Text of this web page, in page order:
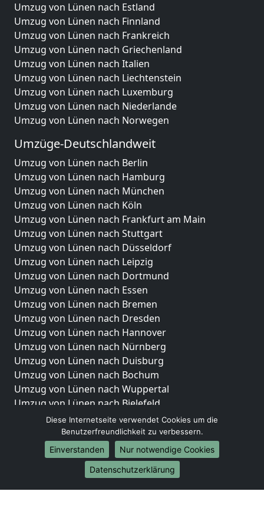
Umzug von Lünen nach Estland
Umzug von Lünen nach Finnland
Umzug von Lünen nach Frankreich
Umzug von Lünen nach Griechenland
Umzug von Lünen nach Italien
Umzug von Lünen nach Liechtenstein
Umzug von Lünen nach Luxemburg
Umzug von Lünen nach Niederlande
Umzug von Lünen nach Norwegen
Umzüge-Deutschlandweit
Umzug von Lünen nach Berlin
Umzug von Lünen nach Hamburg
Umzug von Lünen nach München
Umzug von Lünen nach Köln
Umzug von Lünen nach Frankfurt am Main
Umzug von Lünen nach Stuttgart
Umzug von Lünen nach Düsseldorf
Umzug von Lünen nach Leipzig
Umzug von Lünen nach Dortmund
Umzug von Lünen nach Essen
Umzug von Lünen nach Bremen
Umzug von Lünen nach Dresden
Umzug von Lünen nach Hannover
Umzug von Lünen nach Nürnberg
Umzug von Lünen nach Duisburg
Umzug von Lünen nach Bochum
Umzug von Lünen nach Wuppertal
Umzug von Lünen nach Bielefeld
Umzug von Lünen nach Bonn
Umzug von Lünen nach Münster
Internationale-Umzüge
Umzug von Lünen nach Brasilien
Umzug von Lünen nach Brunei Darussalam
Diese Internetseite verwendet Cookies um die
Benutzerfreundlichkeit zu verbessern.
Einverstanden
Nur notwendige Cookies
Datenschutzerklärung